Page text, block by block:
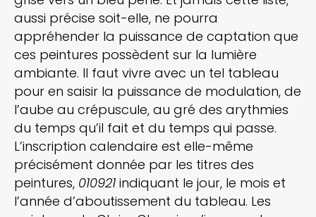
aussi précise soit-elle, ne pourra
appréhender la puissance de captation que
ces peintures possèdent sur la lumière
ambiante. Il faut vivre avec un tel tableau
pour en saisir la puissance de modulation, de
l’aube au crépuscule, au gré des arythmies
du temps qu’il fait et du temps qui passe.
L’inscription calendaire est elle-même
précisément donnée par les titres des
peintures, 010921 indiquant le jour, le mois et
l’année d’aboutissement du tableau. Les